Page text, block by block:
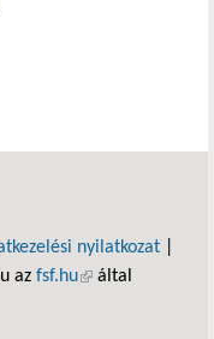
nyilatkozat
az fsf.hu(külső hivatkozás)
által